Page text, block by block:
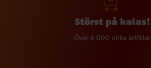
Störst på kalas!
Över 8 000 olika artiklar